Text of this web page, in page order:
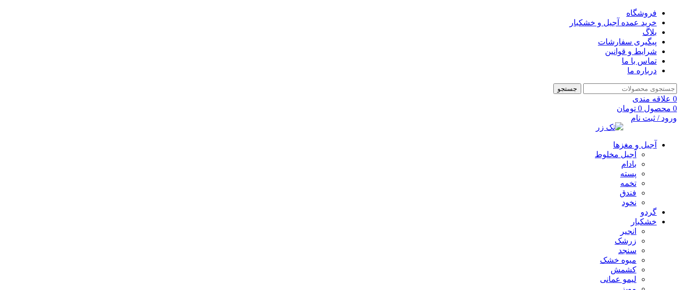
فروشگاه
خرید عمده آجیل و خشکبار
بلاگ
پیگیری سفارشات
شرایط و قوانین
تماس با ما
درباره ما
جستجو
0 علاقه مندی
0 محصول 0 تومان
ورود / ثبت نام
آجیل و مغزها
آجیل مخلوط
بادام
پسته
تخمه
فندق
نخود
گردو
خشکبار
انجیر
زرشک
سنجد
میوه خشک
کشمش
لیمو عمانی